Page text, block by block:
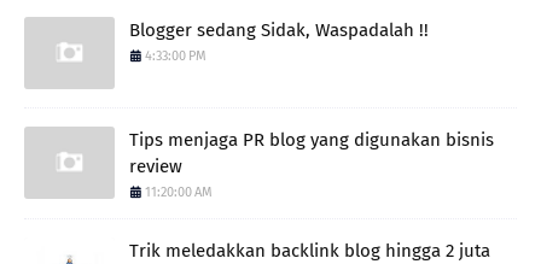
Blogger sedang Sidak, Waspadalah !!
4:33:00 PM
Tips menjaga PR blog yang digunakan bisnis
review
11:20:00 AM
Trik meledakkan backlink blog hingga 2 juta